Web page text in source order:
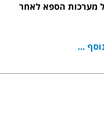
מערכות הספא לאחר
...